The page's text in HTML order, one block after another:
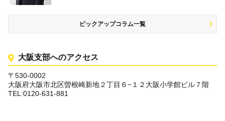
ピックアップコラム一覧
大阪支部へのアクセス
〒530-0002
大阪府大阪市北区曽根崎新地２丁目６−１２大阪小学館ビル７階
TEL:0120-631-881